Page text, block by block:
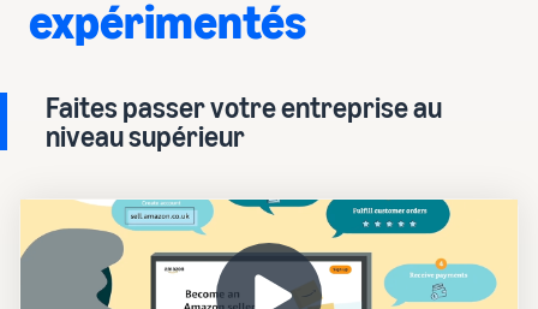
expérimentés
Faites passer votre entreprise au
niveau supérieur